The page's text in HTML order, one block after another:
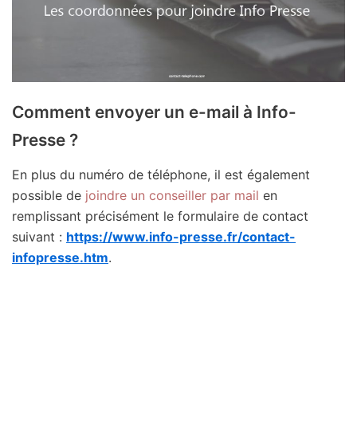
Comment envoyer un e-mail à Info-
Presse ?
En plus du numéro de téléphone, il est également
possible de joindre un conseiller par mail en
remplissant précisément le formulaire de contact
suivant : https://www.info-presse.fr/contact-
infopresse.htm.